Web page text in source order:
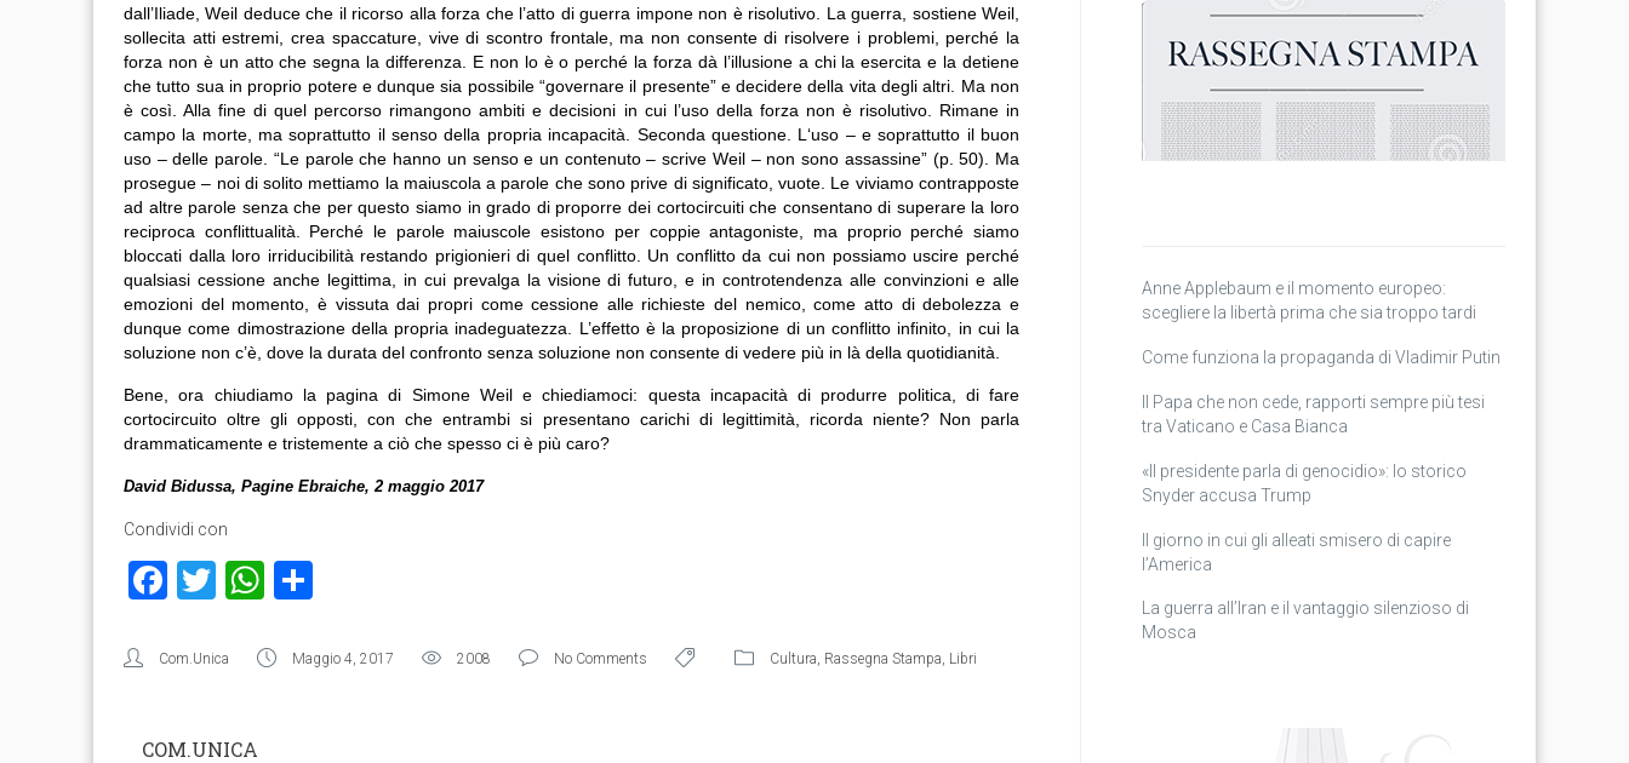
dall’Iliade, Weil deduce che il ricorso alla forza che l’atto di guerra impone non è risolutivo. La guerra, sostiene Weil,
sollecita atti estremi, crea spaccature, vive di scontro frontale, ma non consente di risolvere i problemi, perché la
forza non è un atto che segna la differenza. E non lo è o perché la forza dà l’illusione a chi la esercita e la detiene
che tutto sua in proprio potere e dunque sia possibile “governare il presente” e decidere della vita degli altri. Ma non
è così. Alla fine di quel percorso rimangono ambiti e decisioni in cui l’uso della forza non è risolutivo. Rimane in
campo la morte, ma soprattutto il senso della propria incapacità. Seconda questione. L‘uso – e soprattutto il buon
uso – delle parole. “Le parole che hanno un senso e un contenuto – scrive Weil – non sono assassine” (p. 50). Ma
prosegue – noi di solito mettiamo la maiuscola a parole che sono prive di significato, vuote. Le viviamo contrapposte
ad altre parole senza che per questo siamo in grado di proporre dei cortocircuiti che consentano di superare la loro
reciproca conflittualità. Perché le parole maiuscole esistono per coppie antagoniste, ma proprio perché siamo
bloccati dalla loro irriducibilità restando prigionieri di quel conflitto. Un conflitto da cui non possiamo uscire perché
qualsiasi cessione anche legittima, in cui prevalga la visione di futuro, e in controtendenza alle convinzioni e alle
emozioni del momento, è vissuta dai propri come cessione alle richieste del nemico, come atto di debolezza e
dunque come dimostrazione della propria inadeguatezza. L’effetto è la proposizione di un conflitto infinito, in cui la
soluzione non c’è, dove la durata del confronto senza soluzione non consente di vedere più in là della quotidianità.
Bene, ora chiudiamo la pagina di Simone Weil e chiediamoci: questa incapacità di produrre politica, di fare
cortocircuito oltre gli opposti, con che entrambi si presentano carichi di legittimità, ricorda niente? Non parla
drammaticamente e tristemente a ciò che spesso ci è più caro?
David Bidussa, Pagine Ebraiche, 2 maggio 2017
Condividi con
Facebook
TwitterWhatsApp
Com.Unica Maggio 4, 2017 2008 No Comments Cultura, Rassegna Stampa, Libri
COM.UNICA
Anne Applebaum e il momento europeo:
scegliere la libertà prima che sia troppo tardi
Come funziona la propaganda di Vladimir Putin
Il Papa che non cede, rapporti sempre più tesi
tra Vaticano e Casa Bianca
«Il presidente parla di genocidio»: lo storico
Snyder accusa Trump
Il giorno in cui gli alleati smisero di capire
l’America
La guerra all’Iran e il vantaggio silenzioso di
Mosca